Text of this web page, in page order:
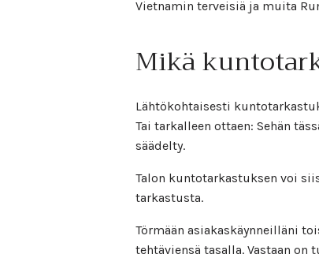
Vietnamin terveisiä ja muita
Mikä
Lähtökohtaisesti
Tai tarkalleen ottaen: Sehän
säädelty.
Talon kuntotarkastuksen voi
tarkastusta.
Törmään asiakaskäynneilläni
tehtäviensä tasalla. Vastaan